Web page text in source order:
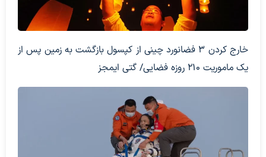
خارج کردن 3 فضانورد چینی از کپسول بازگشت به زمین پس از
یک ماموریت 210 روزه فضایی/ گتی ایمجز